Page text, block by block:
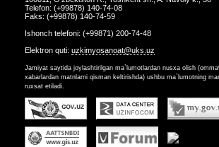
Telefon: (+99878) 140-74-08
Faks: (+99878) 140-74-59
Ishonch telefoni: (+99871) 200-74-48
Elektron quti: uzkimyosanoat@uks.uz
Jamiyat saytida joylashtirilgan ma`lumotlardan nusxa olish
xabarlardan matnlarni qisman keltirishda) ushbu ma`lumotning
ruxsat etiladi.